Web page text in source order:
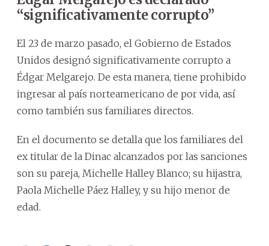
“significativamente corrupto”
El 23 de marzo pasado, el Gobierno de Estados
Unidos designó significativamente corrupto a
Édgar Melgarejo. De esta manera, tiene prohibido
ingresar al país norteamericano de por vida, así
como también sus familiares directos.
En el documento se detalla que los familiares del
ex titular de la Dinac alcanzados por las sanciones
son su pareja, Michelle Halley Blanco; su hijastra,
Paola Michelle Páez Halley, y su hijo menor de
edad.